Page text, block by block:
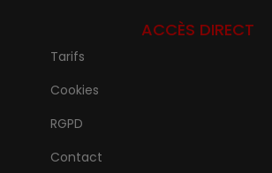
ACCÈS DIRECT
Tarifs
Cookies
RGPD
Contact